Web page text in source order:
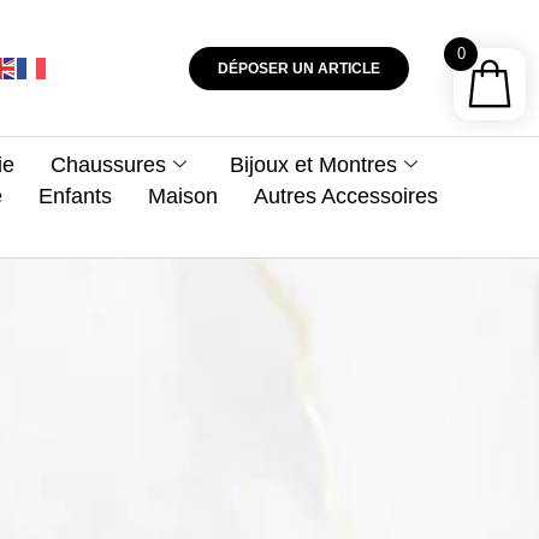
DÉPOSER UN ARTICLE
Chaussures
Bijoux et Montres
Enfants Maison Autres Accessoires
0